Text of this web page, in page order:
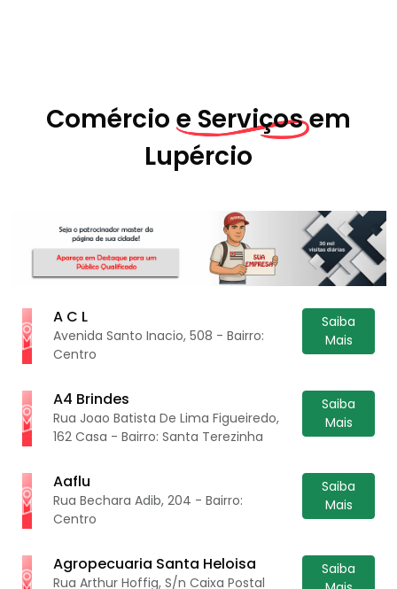
Comércio e Serviços em
Lupércio
A C L
Avenida Santo Inacio, 508 - Bairro:
Centro
Saiba
Mais
A4 Brindes
Rua Joao Batista De Lima Figueiredo,
162 Casa - Bairro: Santa Terezinha
Saiba
Mais
Aaflu
Rua Bechara Adib, 204 - Bairro:
Centro
Saiba
Mais
Agropecuaria Santa Heloisa
Rua Arthur Hoffig, S/n Caixa Postal
Saiba